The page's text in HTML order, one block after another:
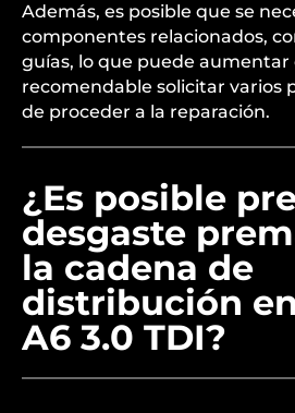
Además, es posible que se
componentes relacionados,
guías, lo que puede aumentar
recomendable solicitar varios
de proceder a la reparación.
¿Es posible
desgaste
la cadena de
distribución
A6 3.0 TDI?